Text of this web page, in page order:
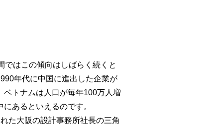
ではこの傾向はしばらく続くと
年代に中国に進出した企業が
トナムは人口が毎年100万人増
あるといえるのです。
た大阪の設計事務所社長の三角